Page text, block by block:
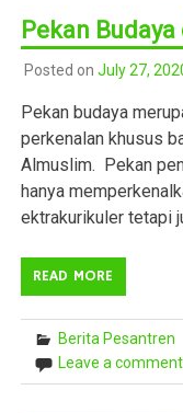
Pekan
Posted on July 27,
Pekan budaya
perkenalan khusus
Almuslim. Pekan
hanya
ektrakurikuler tetapi
READ MORE
Berita Pesantren
Leave a comment